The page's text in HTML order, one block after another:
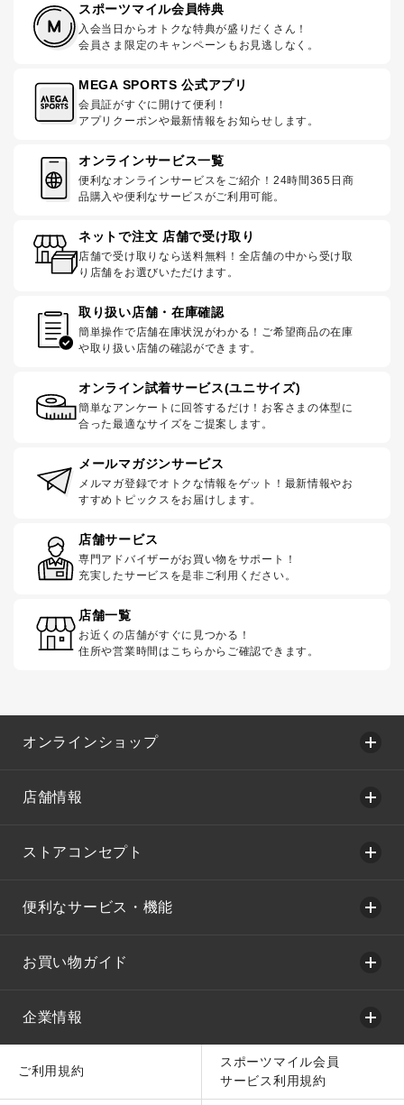
スポーツマイル会員特典
入会当日からオトクな特典が盛りだくさん！
会員さま限定のキャンペーンもお見逃しなく。
MEGA SPORTS 公式アプリ
会員証がすぐに開けて便利！
アプリクーポンや最新情報をお知らせします。
オンラインサービス一覧
便利なオンラインサービスをご紹介！24時間365日商
品購入や便利なサービスがご利用可能。
ネットで注文 店舗で受け取り
店舗で受け取りなら送料無料！全店舗の中から受け取
り店舗をお選びいただけます。
取り扱い店舗・在庫確認
簡単操作で店舗在庫状況がわかる！ご希望商品の在庫
や取り扱い店舗の確認ができます。
オンライン試着サービス(ユニサイズ)
簡単なアンケートに回答するだけ！お客さまの体型に
合った最適なサイズをご提案します。
メールマガジンサービス
メルマガ登録でオトクな情報をゲット！最新情報やお
すすめトピックスをお届けします。
店舗サービス
専門アドバイザーがお買い物をサポート！
充実したサービスを是非ご利用ください。
店舗一覧
お近くの店舗がすぐに見つかる！
住所や営業時間はこちらからご確認できます。
オンラインショップ
店舗情報
ストアコンセプト
便利なサービス・機能
お買い物ガイド
企業情報
ご利用規約
スポーツマイル会員
サービス利用規約